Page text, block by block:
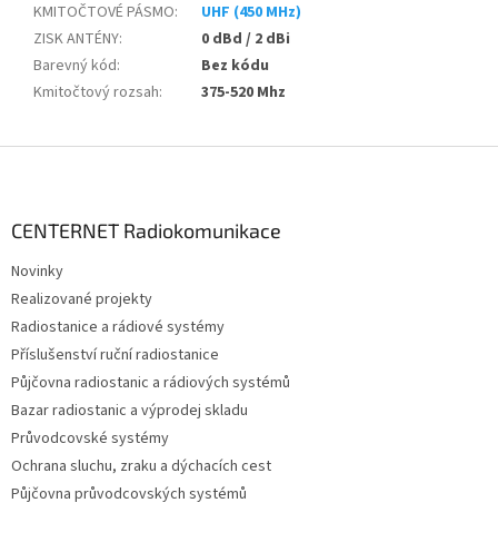
KMITOČTOVÉ PÁSMO:
UHF (450 MHz)
ZISK ANTÉNY:
0 dBd / 2 dBi
Barevný kód:
Bez kódu
Kmitočtový rozsah: 375-520 Mhz
CENTERNET Radiokomunikace
Novinky
Realizované projekty
Radiostanice a rádiové systémy
Příslušenství ruční radiostanice
Půjčovna radiostanic a rádiových systémů
Bazar radiostanic a výprodej skladu
Průvodcovské systémy
Ochrana sluchu, zraku a dýchacích cest
Půjčovna průvodcovských systémů